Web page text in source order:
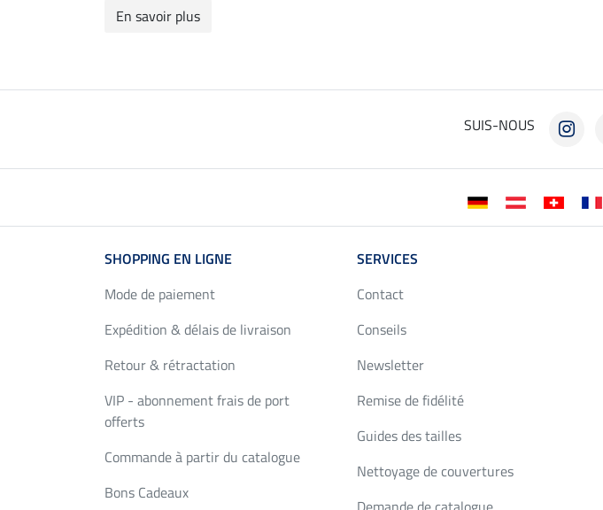
En savoir plus
SUIS-NOUS
SHOPPING EN LIGNE
Mode de paiement
Expédition & délais de livraison
Retour & rétractation
VIP - abonnement frais de port
offerts
Commande à partir du catalogue
Bons Cadeaux
SERVICES
Contact
Conseils
Newsletter
Remise de fidélité
Guides des tailles
Nettoyage de couvertures